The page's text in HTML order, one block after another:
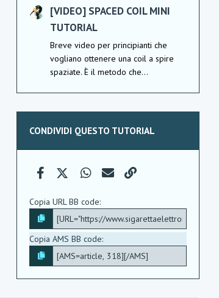
[VIDEO] SPACED COIL MINI
TUTORIAL
Breve video per principianti che
vogliano ottenere una coil a spire
spaziate. È il metodo che...
CONDIVIDI QUESTO TUTORIAL
FacebookX (Twitter)WhatsApp
e-mail
Copia URL BB code
Copia AMS BB code